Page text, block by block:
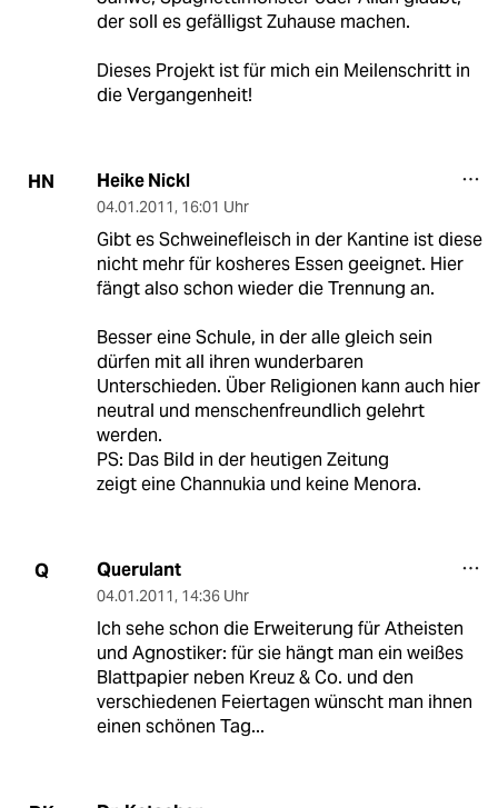
der soll es gefälligst Zuhause machen.
Dieses Projekt ist für mich ein Meilenschritt in
die Vergangenheit!
HN Heike Nickl
04.01.2011, 16:01 Uhr
Gibt es Schweinefleisch in der Kantine ist diese
nicht mehr für kosheres Essen geeignet. Hier
fängt also schon wieder die Trennung an.
Besser eine Schule, in der alle gleich sein
dürfen mit all ihren wunderbaren
Unterschieden. Über Religionen kann auch hier
neutral und menschenfreundlich gelehrt
werden.
PS: Das Bild in der heutigen Zeitung
zeigt eine Channukia und keine Menora.
Q Querulant
04.01.2011, 14:36 Uhr
Ich sehe schon die Erweiterung für Atheisten
und Agnostiker: für sie hängt man ein weißes
Blattpapier neben Kreuz & Co. und den
verschiedenen Feiertagen wünscht man ihnen
einen schönen Tag...